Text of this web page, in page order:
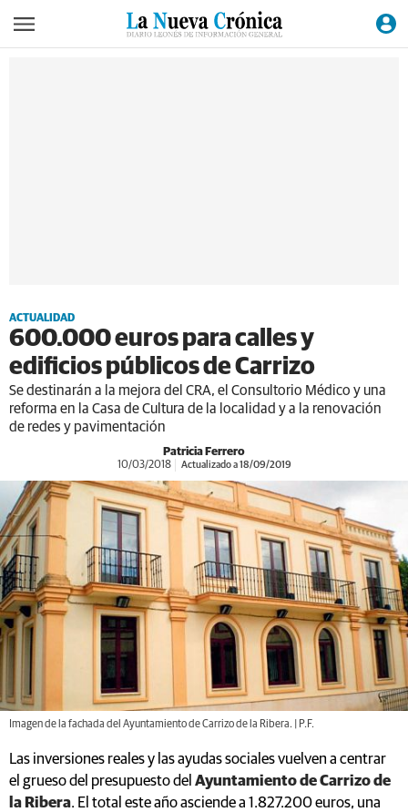
ACTUALIDAD
600.000 euros para calles y
edificios públicos de Carrizo
Se destinarán a la mejora del CRA, el Consultorio Médico y una
reforma en la Casa de Cultura de la localidad y a la renovación
de redes y pavimentación
Patricia Ferrero
10/03/2018 Actualizado a 18/09/2019
Imagen de la fachada del Ayuntamiento de Carrizo de la Ribera. | P.F.
Las inversiones reales y las ayudas sociales vuelven a centrar
el grueso del presupuesto del Ayuntamiento de Carrizo de
la Ribera. El total este año asciende a 1.827.200 euros, una